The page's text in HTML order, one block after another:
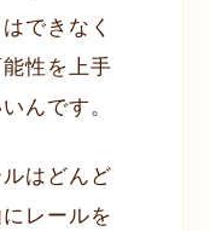
できなく
性を上手
んです。
はどんど
レールを